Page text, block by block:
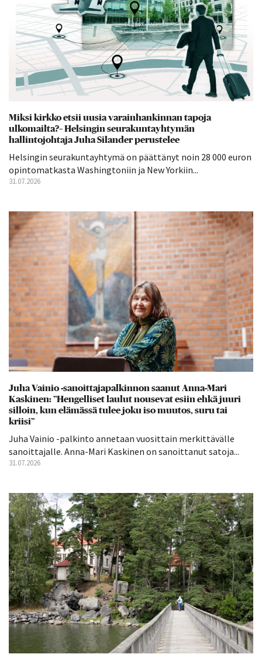
Miksi kirkko etsii uusia varainhankinnan tapoja
ulkomailta?– Helsingin seurakuntayhtymän
hallintojohtaja Juha Silander perustelee
Helsingin seurakuntayhtymä on päättänyt noin 28 000 euron
opintomatkasta Washingtoniin ja New Yorkiin...
31.07.2026
Juha Vainio -sanoittajapalkinnon saanut Anna-Mari
Kaskinen: ”Hengelliset laulut nousevat esiin ehkä juuri
silloin, kun elämässä tulee joku iso muutos, suru tai
kriisi”
Juha Vainio -palkinto annetaan vuosittain merkittävälle
sanoittajalle. Anna-Mari Kaskinen on sanoittanut satoja...
31.07.2026